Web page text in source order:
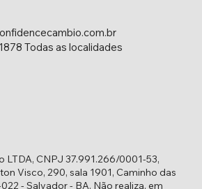
Todas as localidades
LTDA, CNPJ 37.991.266/0001-53,
Visco, 290, sala 1901, Caminho das
- Salvador - BA. Não realiza, em